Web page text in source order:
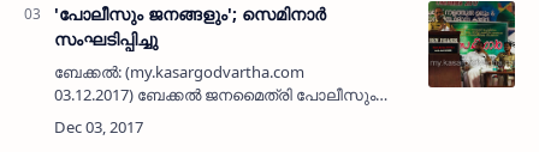
'പോലീസും ജനങ്ങളും'; സെമിനാര്‍
സംഘടിപ്പിച്ചു
ബേക്കല്‍: (my.kasargodvartha.com
03.12.2017) ബേക്കല്‍ ജനമൈത്രി പോലീസും
പൂച്ചക്കാട് റൗളത്തുല്‍ ഉലൂം മദ്രസ
കമ്മിറ്റിയുടേയും സംയുക്താഭിമുഖ്യത്തില്‍